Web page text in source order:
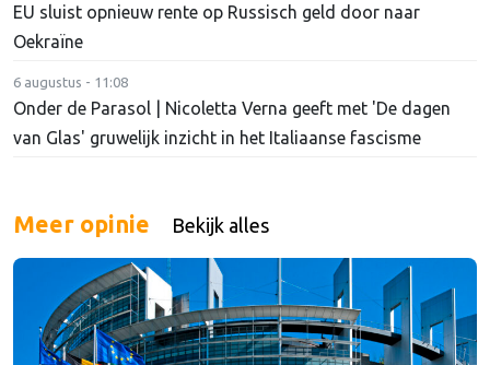
EU sluist opnieuw rente op Russisch geld door naar
Oekraïne
6 augustus - 11:08
Onder de Parasol | Nicoletta Verna geeft met 'De dagen
van Glas' gruwelijk inzicht in het Italiaanse fascisme
Meer opinie Bekijk alles